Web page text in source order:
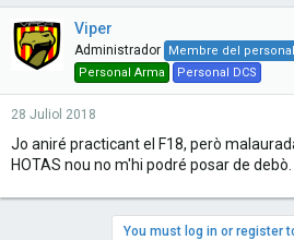
Viper
Administrador Membre del personal
Personal Arma
Personal DCS
28 Juliol 2018
Jo aniré practicant el F18, però
HOTAS nou no m'hi podré posar de debò.
You must log in or register